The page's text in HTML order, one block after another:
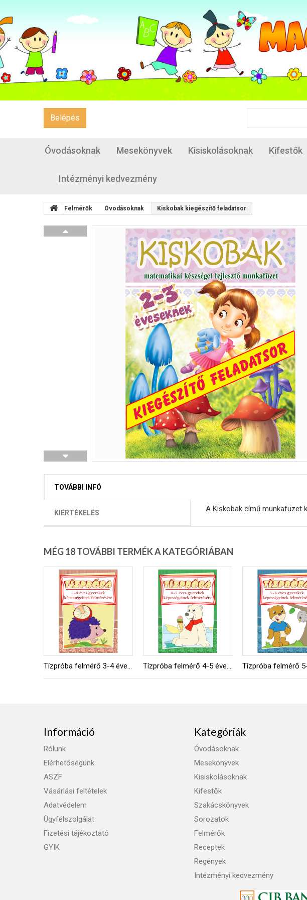
Belépés
Óvodásoknak Mesekönyvek Kisiskolásoknak Kifestők
Intézményi kedvezmény
Felmérők Óvodásoknak Kiskobak kiegészítő feladatsor
TOVÁBBI INFÓ
KIÉRTÉKELÉS A Kiskobak című munkafüzet
MÉG 18 TOVÁBBI TERMÉK A KATEGÓRIÁBAN
Tízpróba felmérő 3-4 éveseknek Tízpróba felmérő 4-5 éveseknek
Információ
Rólunk
Elérhetőségünk
ASZF
Vásárlási feltételek
Adatvédelem
Ügyfélszolgálat
Fizetési tájékoztató
GYIK
Kategóriák
Óvodásoknak
Mesekönyvek
Kisiskolásoknak
Kifestők
Szakácskönyvek
Sorozatok
Felmérők
Receptek
Regények
Intézményi kedvezmény